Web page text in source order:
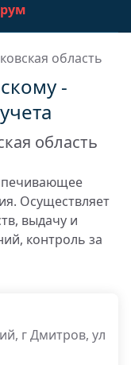
область
-
область
Осуществляет
выдачу и
контроль за
г Дмитров, ул